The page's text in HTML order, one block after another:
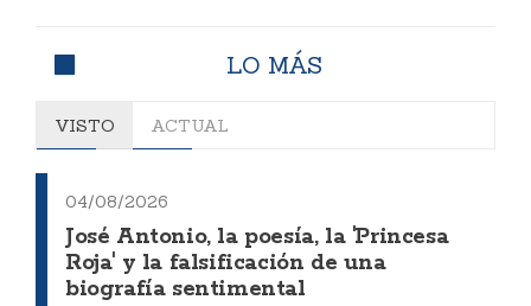
LO MÁS
VISTO ACTUAL
04/08/2026
José Antonio, la poesía, la 'Princesa
Roja' y la falsificación de una
biografía sentimental